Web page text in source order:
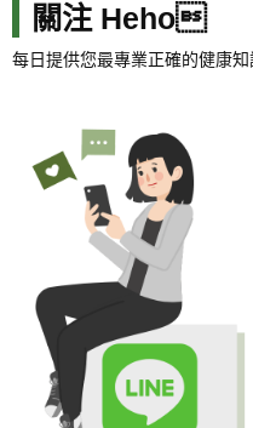
關注 Heho
每日提供您最專業正確的健康知